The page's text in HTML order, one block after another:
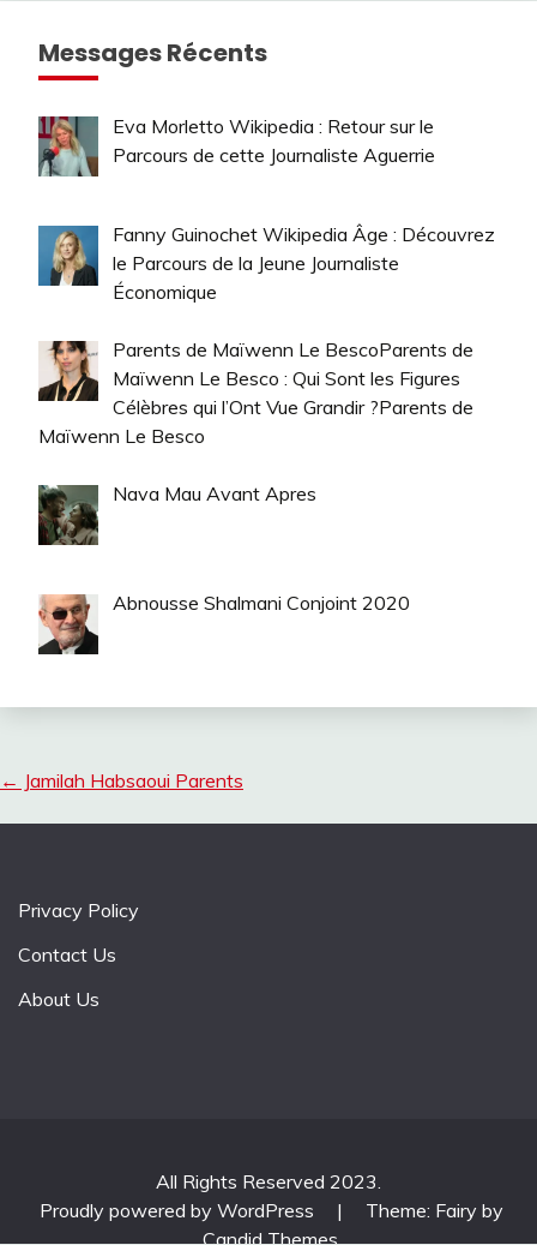
Messages Récents
Eva Morletto Wikipedia : Retour sur le
Parcours de cette Journaliste Aguerrie
Fanny Guinochet Wikipedia Âge : Découvrez
le Parcours de la Jeune Journaliste
Économique
Parents de Maïwenn Le BescoParents de
Maïwenn Le Besco : Qui Sont les Figures
Célèbres qui l’Ont Vue Grandir ?Parents de
Maïwenn Le Besco
Nava Mau Avant Apres
Abnousse Shalmani Conjoint 2020
← Jamilah Habsaoui Parents
Privacy Policy
Contact Us
About Us
All Rights Reserved 2023.
Proudly powered by WordPress
|
Theme: Fairy by
Candid Themes.